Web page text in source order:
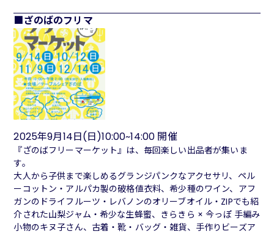
ざのばのフリマ
2025年9月14日(日)10:00~14:00 開催
『ざのばフリーマーケット』は、毎回楽しい出品者が集いま
す。
大人から子供まで楽しめるグランジパンクなアクセサリ、ペル
ーコットン・アルパカ製の破格値衣料、希少種のワイン、アフ
ガンのドライフルーツ・レバノンのオリーブオイル・ZIPでも紹
介された山梨ジャム・希少な生蜂蜜、きらきら × 今っぽ 手編み
小物のキヌ子さん、古着・靴・バッグ・雑貨、手作りビーズア